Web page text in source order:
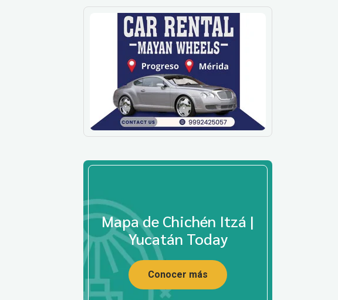
Mapa de Chichén Itzá |
Yucatán Today
Conocer más